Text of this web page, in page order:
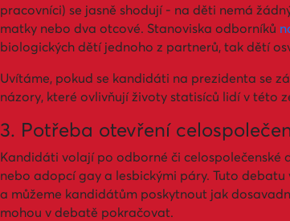
pracovníci) se jasně shodují - na děti nemá
matky nebo dva otcové. Stanoviska odborníků
biologických dětí jednoho z partnerů, tak dětí
Uvítáme, pokud se kandidáti na prezidenta se
názory, které ovlivňují životy statisíců lidí v této
3. Potřeba otevření
Kandidáti volají po odborné či
nebo adopcí gay a lesbickými páry. Tuto
a můžeme kandidátům poskytnout jak
mohou v debatě pokračovat.